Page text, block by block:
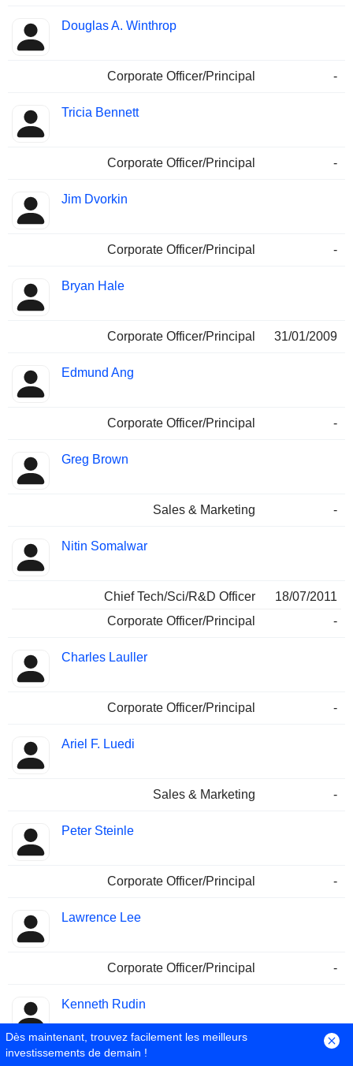
Douglas A. Winthrop
Corporate Officer/Principal -
Tricia Bennett
Corporate Officer/Principal -
Jim Dvorkin
Corporate Officer/Principal -
Bryan Hale
Corporate Officer/Principal 31/01/2009
Edmund Ang
Corporate Officer/Principal -
Greg Brown
Sales & Marketing -
Nitin Somalwar
Chief Tech/Sci/R&D Officer
18/07/2011
Corporate Officer/Principal
-
Charles Lauller
Corporate Officer/Principal -
Ariel F. Luedi
Sales & Marketing -
Peter Steinle
Corporate Officer/Principal -
Lawrence Lee
Corporate Officer/Principal -
Kenneth Rudin
Corporate Officer/Principal
Dès maintenant, trouvez facilement les meilleurs
investissements de demain !